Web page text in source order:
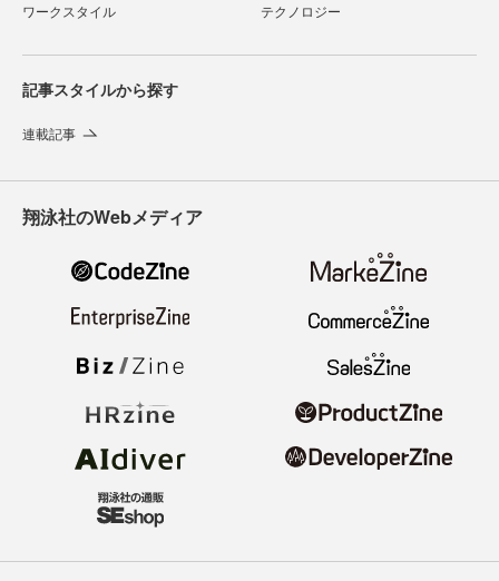
ワークスタイル テクノロジー
記事スタイルから探す
連載記事
翔泳社のWebメディア